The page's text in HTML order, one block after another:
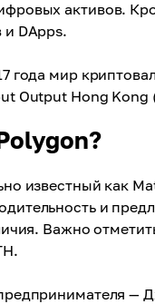
активов.
и DApps.
года мир
Output Hong
известный как
и
Важно
—